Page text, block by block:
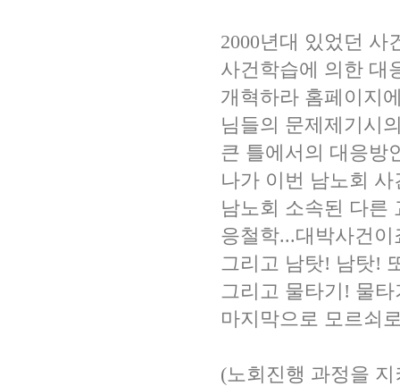
2000년대 있었던
사건학습에 의한 대
개혁하라 홈페이지
님들의 문제제기시
큰 틀에서의 대응방
나가 이번 남노회 사
남노회 소속된 다른
응철학...대박사건이
그리고 남탓! 남탓!
그리고 물타기! 물
마지막으로 모르쇠
(노회진행 과정을